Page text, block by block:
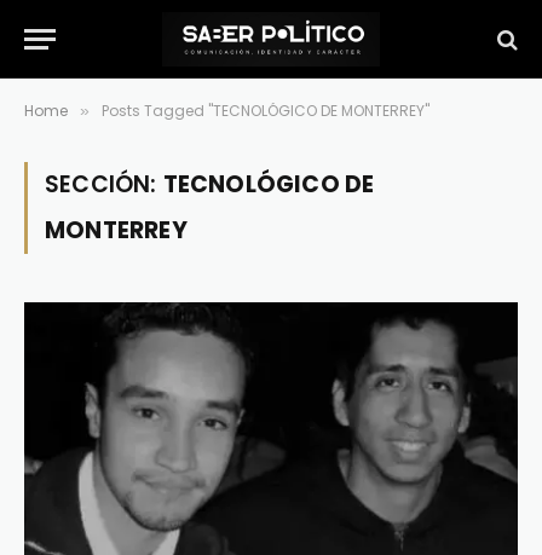
Home » Posts Tagged "TECNOLÓGICO DE MONTERREY"
SECCIÓN: TECNOLÓGICO DE
MONTERREY